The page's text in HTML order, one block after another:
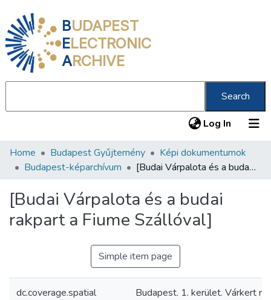
BUDAPEST
ELECTRONIC
ARCHIVE
Search
Log In (current)
Communities & Collections
Statistics
About us
Home Budapest Gyűjtemény
Képi dokumentumok
Budapest-képarchívum
[Budai Várpalota és a budai rakpart a Fiume Szállóval]
[Budai Várpalota és a budai
rakpart a Fiume Szállóval]
Simple item page
dc.coverage.spatial Budapest. 1. kerület. Várkert